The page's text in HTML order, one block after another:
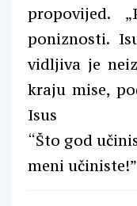
propovijed.
poniznosti.
vidljiva je
kraju mise,
Isus
“Što god uč
meni učiniste!”